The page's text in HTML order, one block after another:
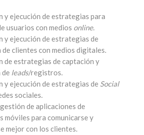
y ejecución de estrategias para
usuarios con medios online.
y ejecución de estrategias de
clientes con medios digitales.
de estrategias de captación y
leads/registros.
y ejecución de estrategias de Social
sociales.
de aplicaciones de
móviles para comunicarse y
mejor con los clientes.